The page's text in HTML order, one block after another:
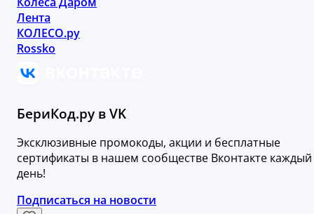
Лента
КОЛЕСО.ру
Rossko
БериКод.ру в VK
Эксклюзивные промокоды, акции и бесплатные
сертификаты в нашем сообществе Вконтакте каждый
день!
Подписаться на новости